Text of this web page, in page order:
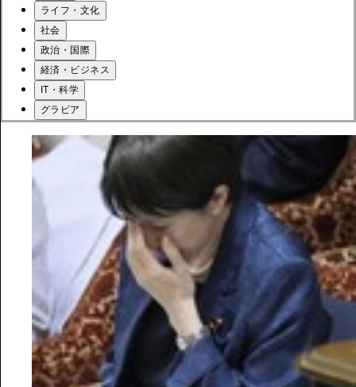
ライフ・文化
社会
政治・国際
経済・ビジネス
IT・科学
グラビア